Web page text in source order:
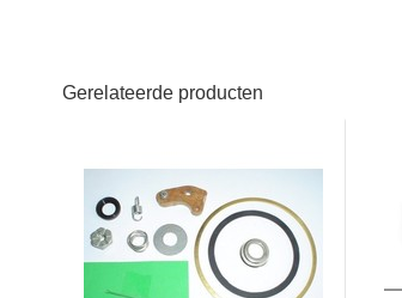
Gerelateerde producten